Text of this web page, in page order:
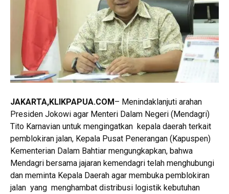
JAKARTA,KLIKPAPUA.COM– Menindaklanjuti arahan
Presiden Jokowi agar Menteri Dalam Negeri (Mendagri)
Tito Karnavian untuk mengingatkan kepala daerah terkait
pemblokiran jalan, Kepala Pusat Penerangan (Kapuspen)
Kementerian Dalam Bahtiar mengungkapkan, bahwa
Mendagri bersama jajaran kemendagri telah menghubungi
dan meminta Kepala Daerah agar membuka pemblokiran
jalan yang menghambat distribusi logistik kebutuhan